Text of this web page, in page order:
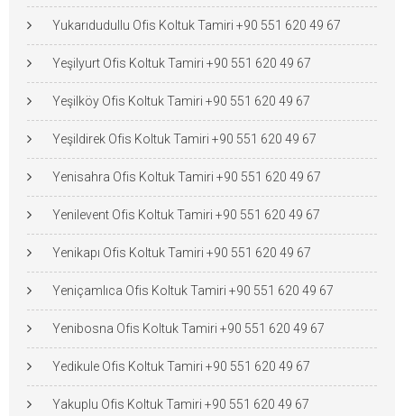
Yukarıdudullu Ofis Koltuk Tamiri +90 551 620 49 67
Yeşilyurt Ofis Koltuk Tamiri +90 551 620 49 67
Yeşilköy Ofis Koltuk Tamiri +90 551 620 49 67
Yeşildirek Ofis Koltuk Tamiri +90 551 620 49 67
Yenisahra Ofis Koltuk Tamiri +90 551 620 49 67
Yenilevent Ofis Koltuk Tamiri +90 551 620 49 67
Yenikapı Ofis Koltuk Tamiri +90 551 620 49 67
Yeniçamlıca Ofis Koltuk Tamiri +90 551 620 49 67
Yenibosna Ofis Koltuk Tamiri +90 551 620 49 67
Yedikule Ofis Koltuk Tamiri +90 551 620 49 67
Yakuplu Ofis Koltuk Tamiri +90 551 620 49 67